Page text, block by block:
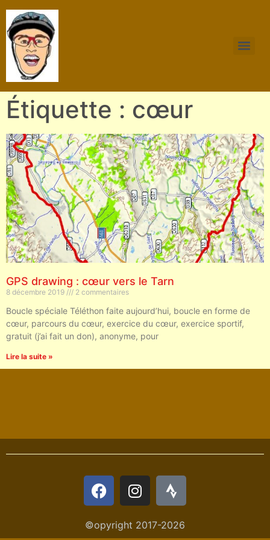
Étiquette : cœur
GPS drawing : cœur vers le Tarn
8 décembre 2019 2 commentaires
Boucle spéciale Téléthon faite aujourd’hui, boucle en forme de
cœur, parcours du cœur, exercice du cœur, exercice sportif,
gratuit (j’ai fait un don), anonyme, pour
Lire la suite »
©opyright 2017-2026